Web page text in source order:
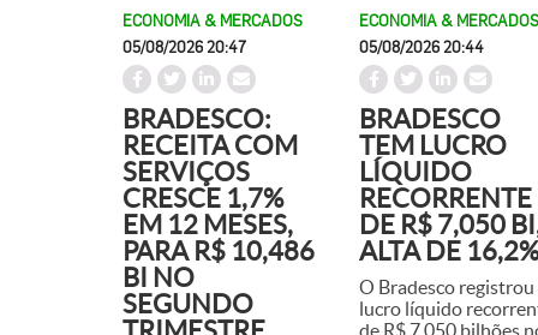
ECONOMIA & MERCADOS
05/08/2026 20:47
BRADESCO:
RECEITA COM
SERVIÇOS
CRESCE 1,7%
EM 12 MESES,
PARA R$ 10,486
BI NO
SEGUNDO
ECONOMIA & MERCADOS
05/08/2026 20:44
BRADESCO
TEM LUCRO
LÍQUIDO
RECORRENTE
DE R$ 7,050
ALTA DE 16,2%
O Bradesco registrou
lucro líquido
de R$ 7,050 bilhões